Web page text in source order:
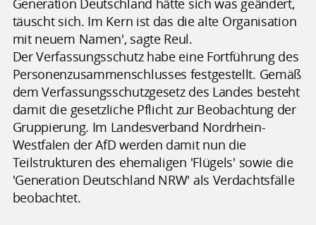
täuscht sich. Im Kern ist das die alte Organisation
mit neuem Namen', sagte Reul.
Der Verfassungsschutz habe eine Fortführung des
Personenzusammenschlusses festgestellt. Gemäß
dem Verfassungsschutzgesetz des Landes besteht
damit die gesetzliche Pflicht zur Beobachtung der
Gruppierung. Im Landesverband Nordrhein-
Westfalen der AfD werden damit nun die
Teilstrukturen des ehemaligen 'Flügels' sowie die
'Generation Deutschland NRW' als Verdachtsfälle
beobachtet.